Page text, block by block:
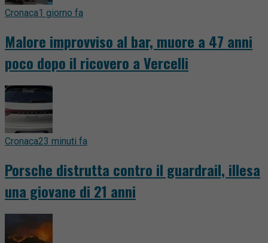
Cronaca1 giorno fa
Malore improvviso al bar, muore a 47 anni
poco dopo il ricovero a Vercelli
Cronaca23 minuti fa
Porsche distrutta contro il guardrail, illesa
una giovane di 21 anni